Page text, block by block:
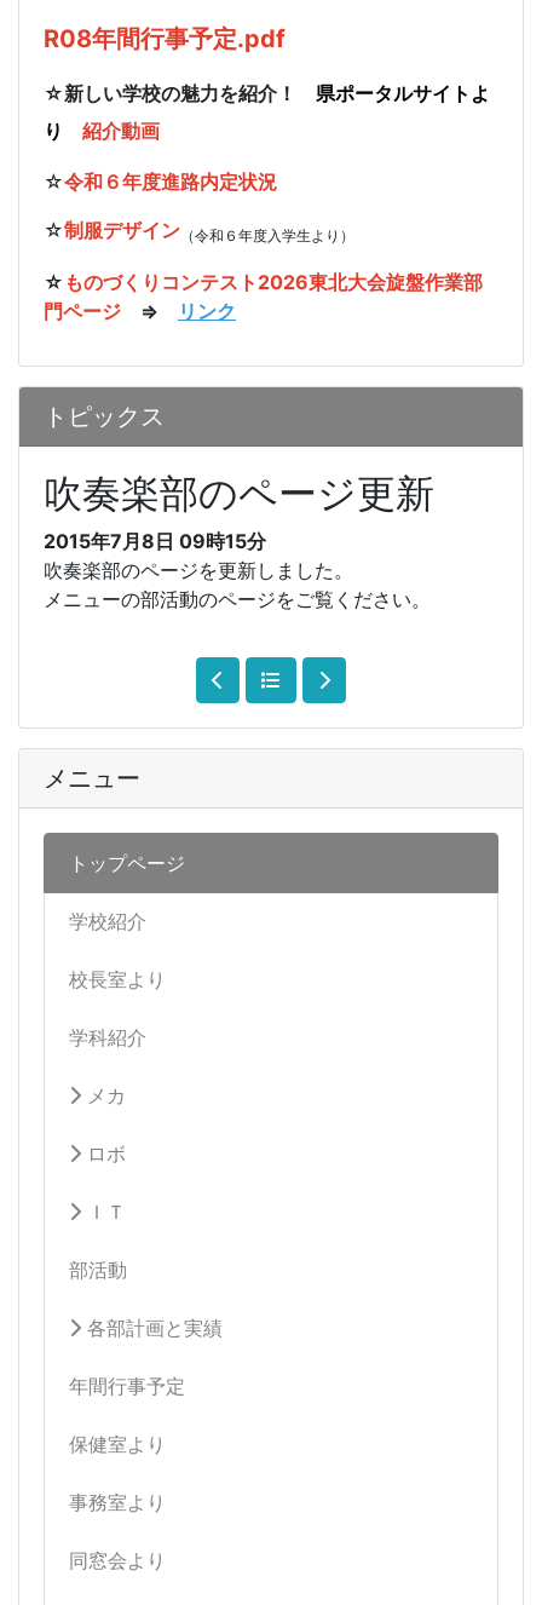
メニュー
トップページ
学校紹介
校長室より
学科紹介
メカ
ロボ
ＩＴ
部活動
各部計画と実績
年間行事予定
保健室より
事務室より
同窓会より
R08年間行事予定.pdf
☆新しい学校の魅力を紹介！ 県ポータルサイトよ
り
紹介動画
☆令和６年度進路内定状況
☆制服デザイン （令和６年度入学生より）
☆ ものづくりコンテスト2026東北大会旋盤作業部
門ページ ⇒ リンク
トピックス
吹奏楽部のページ更新
2015年7月8日 09時15分
吹奏楽部のページを更新しました。
メニューの部活動のページをご覧ください。